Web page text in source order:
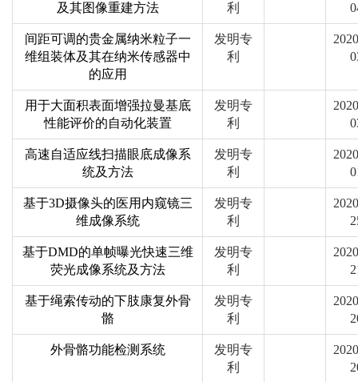
及其图像重建方法
利
间距可调的贵金属纳米粒子一
维组装体及其在纳米传感器中
的应用
发明专
利
用于大面积表面增强拉曼基底
性能评价的自动化装置
发明专
利
高速自适应线扫描眼底成像系
统及方法
发明专
利
基于3D摄像头的医用内窥镜三
维成像系统
发明专
利
基于DMD的单帧曝光快速三维
荧光成像系统及方法
发明专
利
基于绳索传动的下肢康复外骨
骼
发明专
利
外骨骼功能检测系统
发明专
利